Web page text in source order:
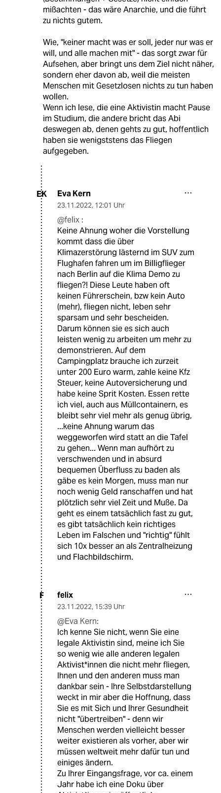
mißachten - das wäre Anarchie, und die führt
zu nichts gutem.
Wie, "keiner macht was er soll, jeder nur was er
will, und alle machen mit" - das sorgt zwar für
Aufsehen, aber bringt uns dem Ziel nicht näher,
sondern eher davon ab, weil die meisten
Menschen mit Gesetzlosen nichts zu tun haben
wollen.
Wenn ich lese, die eine Aktivistin macht Pause
im Studium, die andere bricht das Abi
deswegen ab, denen gehts zu gut, hoffentlich
haben sie wenigststens das Fliegen
aufgegeben.
EK Eva Kern
23.11.2022, 12:01 Uhr
@felix :
Keine Ahnung woher die Vorstellung
kommt dass die über
Klimazerstörung lästernd im SUV zum
Flughafen fahren um im Billigflieger
nach Berlin auf die Klima Demo zu
fliegen?! Diese Leute haben oft
keinen Führerschein, bzw kein Auto
(mehr), fliegen nicht, leben sehr
sparsam und sehr bescheiden.
Darum können sie es sich auch
leisten wenig zu arbeiten um mehr zu
demonstrieren. Auf dem
Campingplatz brauche ich zurzeit
unter 200 Euro warm, zahle keine Kfz
Steuer, keine Autoversicherung und
habe keine Sprit Kosten. Essen rette
ich viel, auch aus Müllcontainern, es
bleibt sehr viel mehr als genug übrig,
...keine Ahnung warum das
weggeworfen wird statt an die Tafel
zu gehen... Wenn man aufhört zu
verschwenden und in absurd
bequemen Überfluss zu baden als
gäbe es kein Morgen, muss man nur
noch wenig Geld ranschaffen und hat
plötzlich sehr viel Zeit und Muße. Da
geht es einem tatsächlich fast zu gut,
es gibt tatsächlich kein richtiges
Leben im Falschen und "richtig" fühlt
sich 10x besser an als Zentralheizung
und Flachbildschirm.
F felix
23.11.2022, 15:39 Uhr
@Eva Kern:
Ich kenne Sie nicht, wenn Sie eine
legale Aktivistin sind, meine ich Sie
so wenig wie alle anderen legalen
Aktivist*innen die nicht mehr fliegen,
Ihnen und den anderen muss man
dankbar sein - Ihre Selbstdarstellung
weckt in mir aber die Hoffnung, dass
Sie es mit Sich und Ihrer Gesundheit
nicht "übertreiben" - denn wir
Menschen werden vielleicht besser
weiter existieren als vorher, aber wir
müssen weltweit mehr dafür tun und
einiges ändern.
Zu Ihrer Eingangsfrage, vor ca. einem
Jahr habe ich eine Doku über